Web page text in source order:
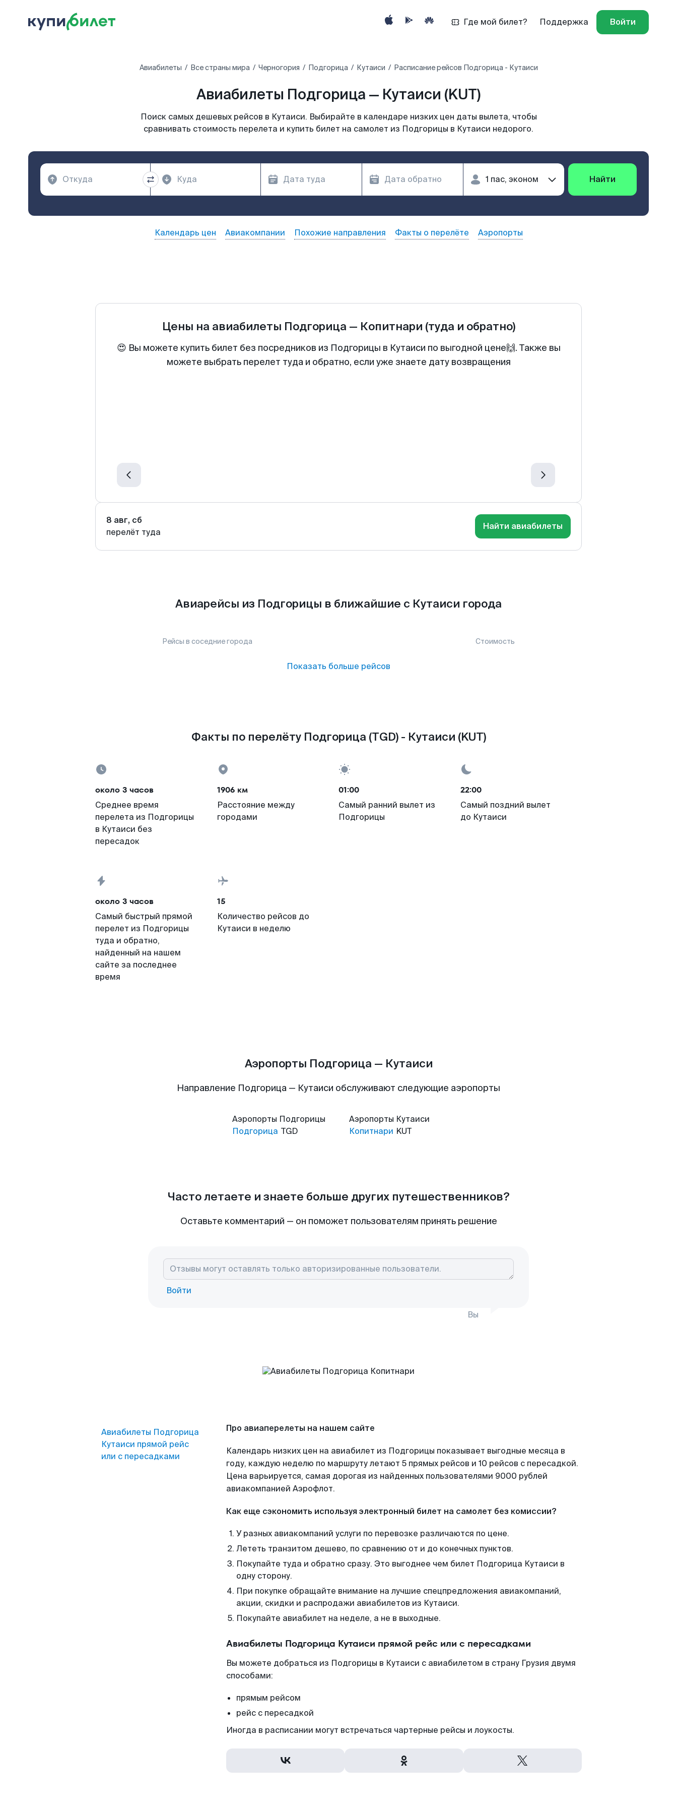
Где мой билет? Поддержка Войти
Авиабилеты Все страны мира Черногория Подгорица Кутаиси Расписание рейсов Подгорица - Кутаиси
Авиабилеты Подгорица — Кутаиси (KUT)
Поиск самых дешевых рейсов в Кутаиси. Выбирайте в календаре низких цен даты вылета, чтобы
сравнивать стоимость перелета и купить билет на самолет из Подгорицы в Кутаиси недорого.
Найти
Календарь цен Авиакомпании Похожие направления Факты о перелёте Аэропорты
Цены на авиабилеты Подгорица — Копитнари (туда и обратно)
😍 Вы можете купить билет без посредников из Подгорицы в Кутаиси по выгодной цене🙌. Также вы
можете выбрать перелет туда и обратно, если уже знаете дату возвращения
8 авг, сб
перелёт туда
Найти авиабилеты
Авиарейсы из Подгорицы в ближайшие с Кутаиси города
Рейсы в соседние города Стоимость
Показать больше рейсов
Факты по перелёту Подгорица (TGD) - Кутаиси (KUT)
около 3 часов
Среднее время
перелета из Подгорицы
в Кутаиси без
пересадок
1906 км
Расстояние между
городами
01:00
Самый ранний вылет из
Подгорицы
22:00
Самый поздний вылет
до Кутаиси
около 3 часов
Самый быстрый прямой
перелет из Подгорицы
туда и обратно,
найденный на нашем
сайте за последнее
время
15
Количество рейсов до
Кутаиси в неделю
Аэропорты Подгорица — Кутаиси
Направление Подгорица — Кутаиси обслуживают следующие аэропорты
Аэропорты Подгорицы
Подгорица TGD
Аэропорты Кутаиси
Копитнари KUT
Часто летаете и знаете больше других путешественников?
Оставьте комментарий — он поможет пользователям принять решение
Войти
Вы
Авиабилеты Подгорица
Кутаиси прямой рейс
или с пересадками
Про авиаперелеты на нашем сайте
Календарь низких цен на авиабилет из Подгорицы показывает выгодные месяца в
году, каждую неделю по маршруту летают 5 прямых рейсов и 10 рейсов с пересадкой.
Цена варьируется, самая дорогая из найденных пользователями 9000 рублей
авиакомпанией Аэрофлот.
Как еще сэкономить используя электронный билет на самолет без комиссии?
У разных авиакомпаний услуги по перевозке различаются по цене.
Лететь транзитом дешево, по сравнению от и до конечных пунктов.
Покупайте туда и обратно сразу. Это выгоднее чем билет Подгорица Кутаиси в
одну сторону.
При покупке обращайте внимание на лучшие спецпредложения авиакомпаний,
акции, скидки и распродажи авиабилетов из Кутаиси.
Покупайте авиабилет на неделе, а не в выходные.
Авиабилеты Подгорица Кутаиси прямой рейс или с пересадками
Вы можете добраться из Подгорицы в Кутаиси с авиабилетом в страну Грузия двумя
способами:
прямым рейсом
рейс с пересадкой
Иногда в расписании могут встречаться чартерные рейсы и лоукосты.